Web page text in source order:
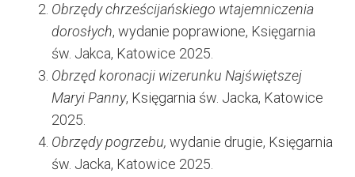
Obrzędy chrześcijańskiego wtajemniczenia
dorosłych, wydanie poprawione, Księgarnia
św. Jakca, Katowice 2025.
Obrzęd koronacji wizerunku Najświętszej
Maryi Panny, Księgarnia św. Jacka, Katowice
2025.
Obrzędy pogrzebu, wydanie drugie, Księgarnia
św. Jacka, Katowice 2025.